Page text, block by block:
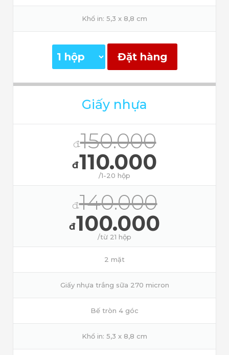
Khổ in: 5,3 x 8,8 cm
Đặt hàng
Giấy nhựa
đ150.000
đ110.000
/1-20 hộp
đ140.000
đ100.000
/từ 21 hộp
2 mặt
Giấy nhựa trắng sữa 270 micron
Bế tròn 4 góc
Khổ in: 5,3 x 8,8 cm